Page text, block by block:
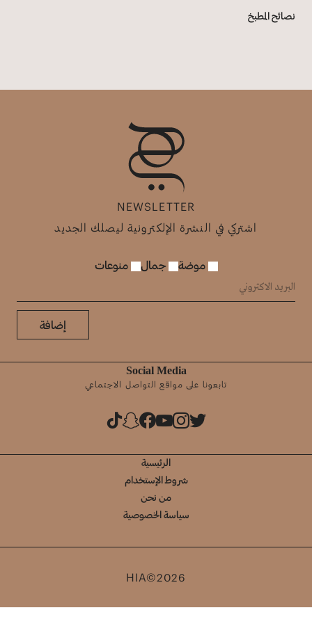
نصائح المطبخ
NEWSLETTER
اشتركي في النشرة الإلكترونية ليصلك الجديد
موضة جمال منوعات
إضافة
Social Media
تابعونا على مواقع التواصل الاجتماعي
الرئيسية
شروط الإستخدام
من نحن
سياسة الخصوصية
HIA©2026